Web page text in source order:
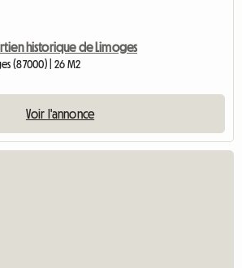
historique de Limoges
(87000) | 26 M2
Voir l'annonce